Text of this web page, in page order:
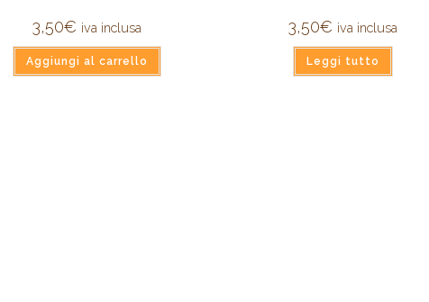
3,50€ iva inclusa
Aggiungi al carrello
3,50€ iva inclusa
Leggi tutto